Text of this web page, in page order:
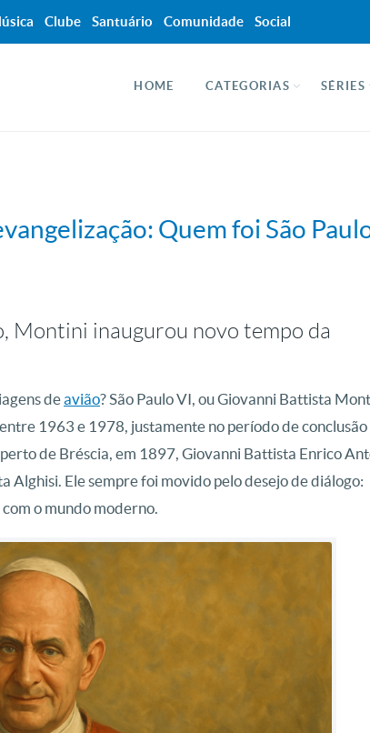
HOME CATEGORIAS SÉRIES
Quem foi São
Montini inaugurou novo tempo da
deavião? São Paulo VI, ou Giovanni Battista
1963 e 1978, justamente no período de conclusão
de Bréscia, em 1897, Giovanni Battista Enrico
Ele sempre foi movido pelo desejo de diálogo:
o mundo moderno.
Clube Santuário Comunidade Social